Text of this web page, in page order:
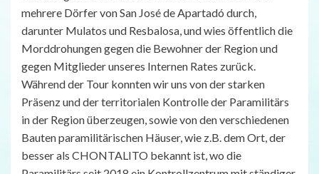
mehrere Dörfer von San José de Apartadó durch,
darunter Mulatos und Resbalosa, und wies öffentlich die
Morddrohungen gegen die Bewohner der Region und
gegen Mitglieder unseres Internen Rates zurück.
Während der Tour konnten wir uns von der starken
Präsenz und der territorialen Kontrolle der Paramilitärs
in der Region überzeugen, sowie von den verschiedenen
Bauten paramilitärischen Häuser, wie z.B. dem Ort, der
besser als CHONTALITO bekannt ist, wo die